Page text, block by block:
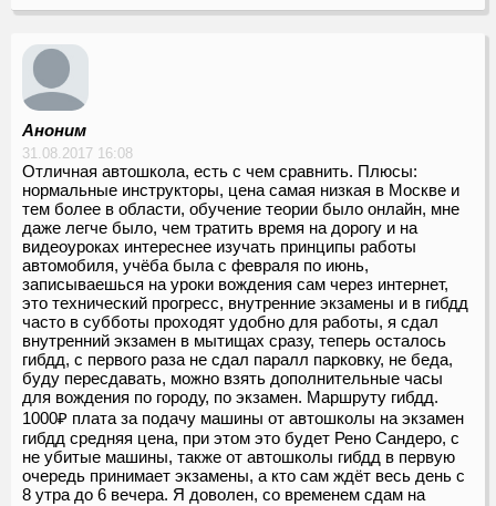
Аноним
31.08.2017 16:08
Отличная автошкола, есть с чем сравнить. Плюсы:
нормальные инструкторы, цена самая низкая в Москве и
тем более в области, обучение теории было онлайн, мне
даже легче было, чем тратить время на дорогу и на
видеоуроках интереснее изучать принципы работы
автомобиля, учёба была с февраля по июнь,
записываешься на уроки вождения сам через интернет,
это технический прогресс, внутренние экзамены и в гибдд
часто в субботы проходят удобно для работы, я сдал
внутренний экзамен в мытищах сразу, теперь осталось
гибдд, с первого раза не сдал паралл парковку, не беда,
буду пересдавать, можно взять дополнительные часы
для вождения по городу, по экзамен. Маршруту гибдд.
1000₽ плата за подачу машины от автошколы на экзамен
гибдд средняя цена, при этом это будет Рено Сандеро, с
не убитые машины, также от автошколы гибдд в первую
очередь принимает экзамены, а кто сам ждёт весь день с
8 утра до 6 вечера. Я доволен, со временем сдам на